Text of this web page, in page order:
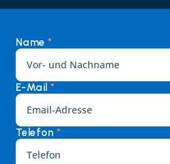
Name *
E-Mail *
Telefon *